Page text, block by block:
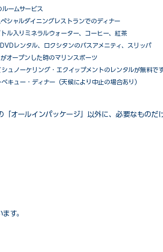
ームサービス
シャルダイニングレストランでのディナー
ル入りミネラルウォーター、コーヒー、紅茶
レンタル、ロクシタンのバスアメニティ、スリッパ
オープンした時のマリンスポーツ
ュノーケリング・エクイップメントのレンタルが無料で
キュー・ディナー（天候により中止の場合あり）
「オールインパッケージ」以外に、必要なもの
す。